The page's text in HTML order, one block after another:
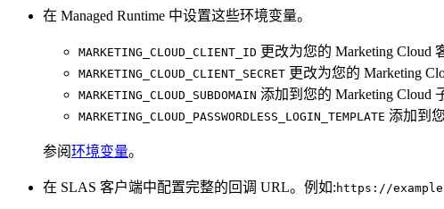
在 Managed Runtime 中设置这些环境变量。
MARKETING_CLOUD_CLIENT_ID 更改为您的 Marketing Cloud
MARKETING_CLOUD_CLIENT_SECRET 更改为您的 Marketing
MARKETING_CLOUD_SUBDOMAIN 添加到您的 Marketing Cloud
MARKETING_CLOUD_PASSWORDLESS_LOGIN_TEMPLATE 添加到
参阅环境变量。
在 SLAS 客户端中配置完整的回调 URL。例如: https://